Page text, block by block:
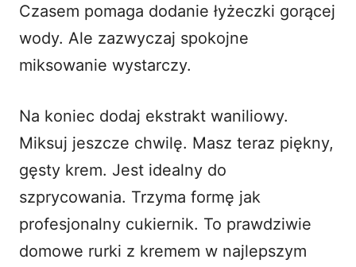
Czasem pomaga dodanie łyżeczki gorącej
wody. Ale zazwyczaj spokojne
miksowanie wystarczy.
Na koniec dodaj ekstrakt waniliowy.
Miksuj jeszcze chwilę. Masz teraz piękny,
gęsty krem. Jest idealny do
szprycowania. Trzyma formę jak
profesjonalny cukiernik. To prawdziwie
domowe rurki z kremem w najlepszym